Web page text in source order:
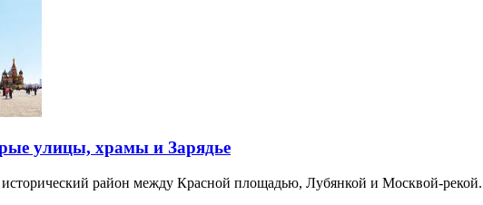
улицы, храмы и Зарядье
район между Красной площадью, Лубянкой и Москвой-рекой.